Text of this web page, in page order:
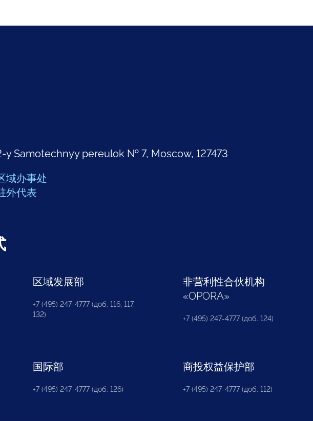
y Samotechnyy pereulok № 7, Moscow, 127473
域办事处
外代表
区域发展部
+7 (495) 247-4777 (доб. 116, 117,
132)
非营利性合伙机构
«OPORA»
+7 (495) 247-4777 (доб. 124)
国际部
+7 (495) 247-4777 (доб. 126)
商投权益保护部
+7 (495) 247-4777 (доб. 112)